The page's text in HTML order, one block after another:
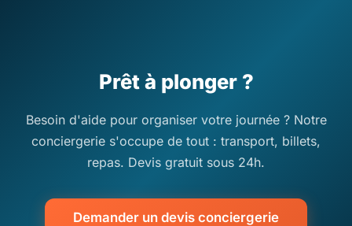
Prêt à plonger ?
Besoin d'aide pour organiser votre journée ? Notre
conciergerie s'occupe de tout : transport, billets,
repas. Devis gratuit sous 24h.
Demander un devis conciergerie